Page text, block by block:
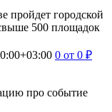
пройдет городской
500 площадок
0 от 0 ₽
про событие